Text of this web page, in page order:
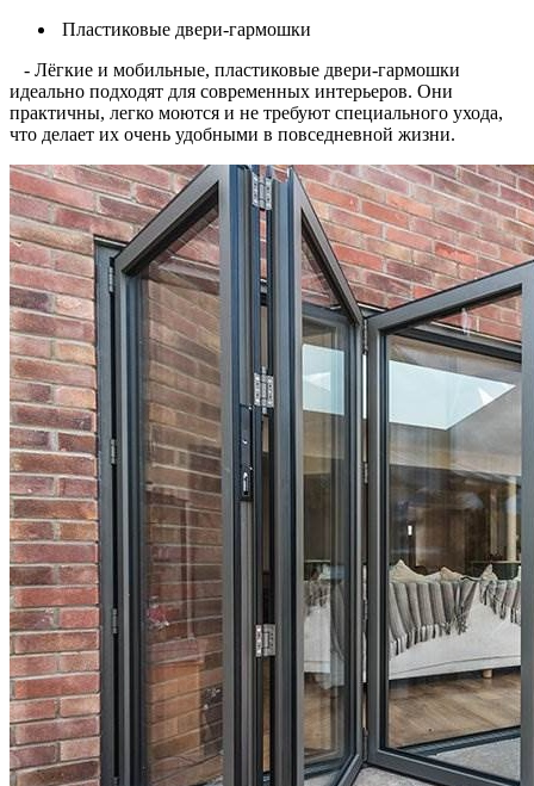
Пластиковые двери-гармошки
- Лёгкие и мобильные, пластиковые двери-гармошки
идеально подходят для современных интерьеров. Они
практичны, легко моются и не требуют специального ухода,
что делает их очень удобными в повседневной жизни.